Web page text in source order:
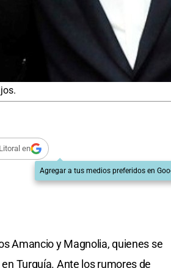
en
Agregar a tus medios preferidos en
Amancio y Magnolia, quienes se
en Turquía. Ante los rumores de